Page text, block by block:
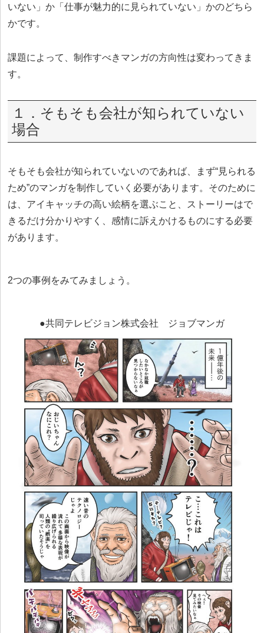
いない」か「仕事が魅力的に見られていない」かのどちら
かです。
課題によって、制作すべきマンガの方向性は変わってきま
す。
１．そもそも会社が知られていない
場合
そもそも会社が知られていないのであれば、まず“見られる
ため”のマンガを制作していく必要があります。そのために
は、アイキャッチの高い絵柄を選ぶこと、ストーリーはで
きるだけ分かりやすく、感情に訴えかけるものにする必要
があります。
2つの事例をみてみましょう。
●共同テレビジョン株式会社 ジョブマンガ